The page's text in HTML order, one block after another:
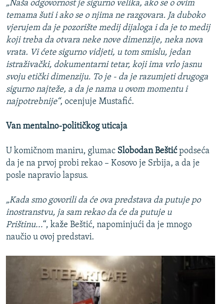
„Naša odgovornost je sigurno velika, ako se o ovim
temama šuti i ako se o njima ne razgovara. Ja duboko
vjerujem da je pozorište medij dijaloga i da je to medij
koji treba da otvara neke nove dimenzije, neka nova
vrata. Vi ćete sigurno vidjeti, u tom smislu, jedan
istraživački, dokumentarni tetar, koji ima vrlo jasnu
svoju etički dimenziju. To je - da je razumjeti drugoga
sigurno najteže, a da je nama u ovom momentu i
najpotrebnije“, ocenjuje Mustafić.
Van mentalno-političkog uticaja
U komičnom maniru, glumac Slobodan Beštićpodseća
da je na prvoj probi rekao – Kosovo je Srbija, a da je
posle napravio lapsus.
„Kada smo govorili da će ova predstava da putuje po
inostranstvu, ja sam rekao da će da putuje u
Prištinu...“, kaže Beštić, napominjući da je mnogo
naučio u ovoj predstavi.